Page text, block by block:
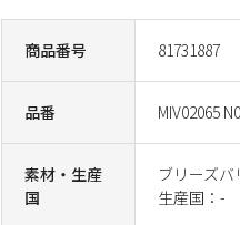
商品番号 81731887
品番 MIV02065
素材・生産
国
ブリーズ
生産国：-